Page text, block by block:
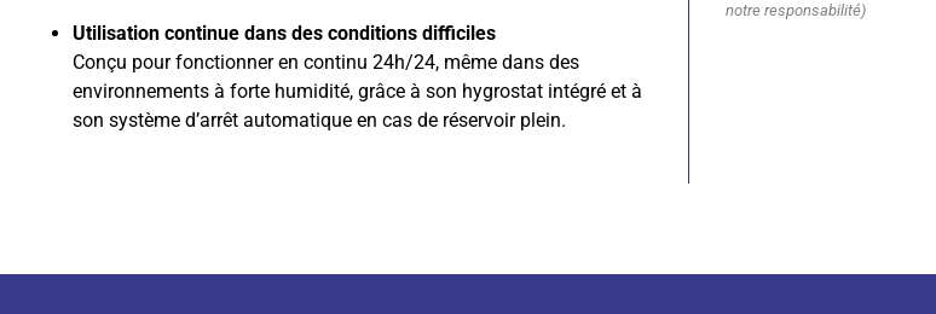
Utilisation continue dans des conditions difficiles
Conçu pour fonctionner en continu 24h/24, même dans des
environnements à forte humidité, grâce à son hygrostat intégré et à
son système d’arrêt automatique en cas de réservoir plein.
notre responsabilité)